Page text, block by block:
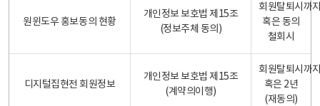
원윈도우 홍보동의 현황
개인정보 보호법 제15조
(정보주체 동의)
회원탈퇴시까
혹은 동의
철회시
디지털집현전 회원정보
개인정보 보호법 제15조
(계약의이행)
회원탈퇴시까
혹은 2년
(재동의)